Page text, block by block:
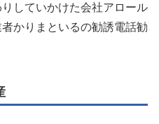
していかけた会社アロール
かりまといるの勧誘電話勧